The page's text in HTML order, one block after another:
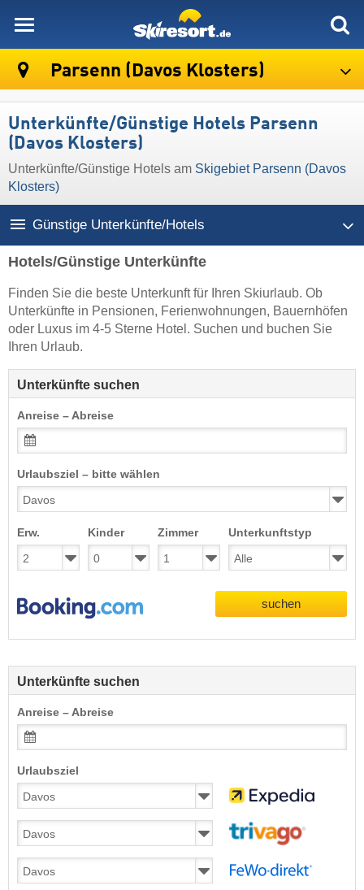
Parsenn (Davos Klosters)
Unterkünfte/Günstige Hotels Parsenn
(Davos Klosters)
Unterkünfte/Günstige Hotels am Skigebiet Parsenn (Davos
Klosters)
Günstige Unterkünfte/Hotels
Hotels/Günstige Unterkünfte
Finden Sie die beste Unterkunft für Ihren Skiurlaub. Ob
Unterkünfte in Pensionen, Ferienwohnungen, Bauernhöfen
oder Luxus im 4-5 Sterne Hotel. Suchen und buchen Sie
Ihren Urlaub.
Unterkünfte suchen
Anreise – Abreise
Urlaubsziel – bitte wählen
Erw. Kinder Zimmer Unterkunftstyp
suchen
Unterkünfte suchen
Anreise – Abreise
Urlaubsziel